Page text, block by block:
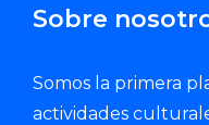
Sobre
Somos la primera
actividades